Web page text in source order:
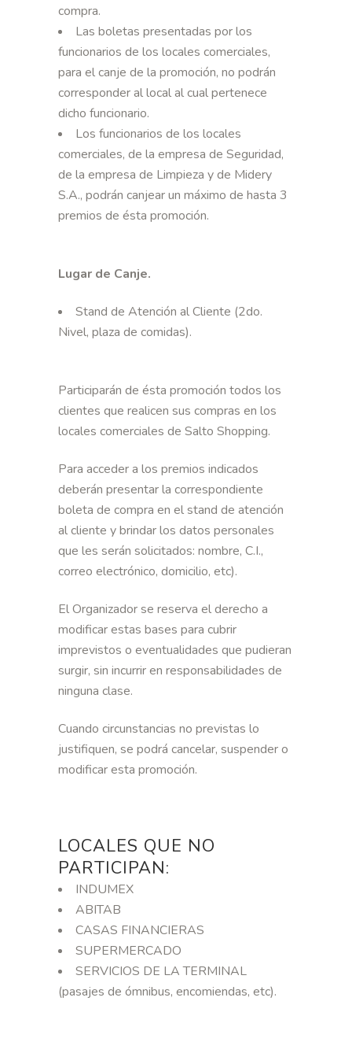
compra.
Las boletas presentadas por los
funcionarios de los locales comerciales,
para el canje de la promoción, no podrán
corresponder al local al cual pertenece
dicho funcionario.
Los funcionarios de los locales
comerciales, de la empresa de Seguridad,
de la empresa de Limpieza y de Midery
S.A., podrán canjear un máximo de hasta 3
premios de ésta promoción.
Lugar de Canje.
Stand de Atención al Cliente (2do.
Nivel, plaza de comidas).
Participarán de ésta promoción todos los
clientes que realicen sus compras en los
locales comerciales de Salto Shopping.
Para acceder a los premios indicados
deberán presentar la correspondiente
boleta de compra en el stand de atención
al cliente y brindar los datos personales
que les serán solicitados: nombre, C.I.,
correo electrónico, domicilio, etc).
El Organizador se reserva el derecho a
modificar estas bases para cubrir
imprevistos o eventualidades que pudieran
surgir, sin incurrir en responsabilidades de
ninguna clase.
Cuando circunstancias no previstas lo
justifiquen, se podrá cancelar, suspender o
modificar esta promoción.
LOCALES QUE NO
PARTICIPAN:
INDUMEX
ABITAB
CASAS FINANCIERAS
SUPERMERCADO
SERVICIOS DE LA TERMINAL
(pasajes de ómnibus, encomiendas, etc).